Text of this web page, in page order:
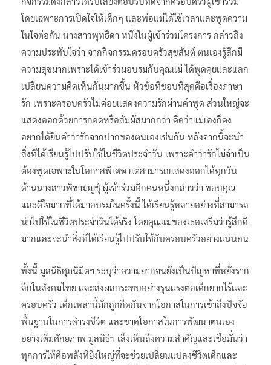
โดยเฉพาะการเปิดใจให้เด็กๆ และพ่อแม่ได้ใช้เวลาและพูดความ
ในใจต่อกัน นางสาวพุทธิดา หนึ่งในผู้เข้าร่วมโครงการ กล่าวถึง
ความประทับใจว่า จากกิจกรรมครอบครัวสุขสันต์ ตนเองรู้สึกมี
ความสุขมากเพราะได้เข้าร่วมอบรมกับคุณแม่ ได้พูดคุยและแลก
เปลี่ยนความคิดเห็นกันมากขึ้น หัวข้อที่ชอบที่สุดคือเรื่องภาษา
รัก เพราะครอบครัวไม่ค่อยแสดงความรักผ่านคำพูด ส่วนใหญ่จะ
แสดงออกด้วยการกอดหรือสัมผัสมากกว่า คิดว่าแม่เองก็คง
อยากได้ยินคำว่ารักจากปากของตนเองเช่นกัน หลังจากนี้จะนำ
สิ่งที่ได้เรียนรู้ไปปรับใช้ในชีวิตประจำวัน เพราะคำว่ารักไม่จำเป็น
ต้องพูดเฉพาะในโอกาสพิเศษ แต่สามารถแสดงออกได้ทุกวัน
ด้านนางสาวพิชามญชุ์ ผู้เข้าร่วมอีกคนหนึ่งกล่าวว่า ขอบคุณ
และดีใจมากที่ได้มาอบรมในครั้งนี้ ได้เรียนรู้หลายอย่างที่สามารถ
นำไปใช้ในชีวิตประจำวันได้จริง โดยคุณแม่ของเธอเสริมว่ารู้สึกดี
มากและจะนำสิ่งที่ได้เรียนรู้ไปปรับใช้กับครอบครัวอย่างแน่นอน
ทั้งนี้ มูลนิธิศุภนิมิตฯ ระบุว่าความยากจนยังเป็นปัญหาที่หยั่งราก
ลึกในสังคมไทย และส่งผลกระทบอย่างรุนแรงต่อเด็กยากไร้และ
ครอบครัว เด็กเหล่านี้มักถูกกีดกันจากโอกาสในการเข้าถึงปัจจัย
พื้นฐานในการดำรงชีวิต และขาดโอกาสในการพัฒนาตนเอง
อย่างเต็มศักยภาพ มูลนิธิฯ เล็งเห็นถึงความสำคัญและเชื่อมั่นว่า
ทุกการให้คือพลังที่ยิ่งใหญ่ที่จะช่วยเปลี่ยนแปลงชีวิตเด็กและ